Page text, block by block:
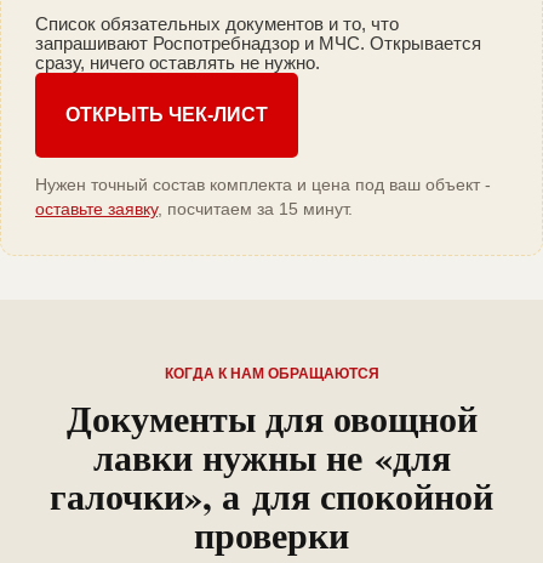
Список обязательных документов и то, что
запрашивают Роспотребнадзор и МЧС. Открывается
сразу, ничего оставлять не нужно.
ОТКРЫТЬ ЧЕК-ЛИСТ
Нужен точный состав комплекта и цена под ваш объект -
оставьте заявку, посчитаем за 15 минут.
КОГДА К НАМ ОБРАЩАЮТСЯ
Документы для овощной
лавки нужны не «для
галочки», а для спокойной
проверки